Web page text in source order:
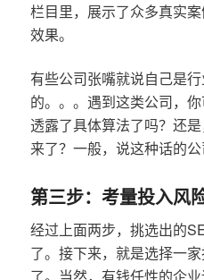
栏目里，展示了众多真实
效果。
有些公司张嘴就说自己是
的。。。遇到这类公司，
透露了具体算法了吗？还
来了？一般，说这种话的
第三步：考量投入风
经过上面两步，挑选出的
了。接下来，就是选择一